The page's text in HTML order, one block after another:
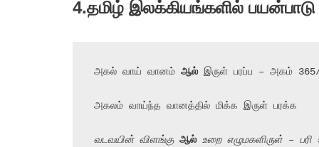
4.தமிழ் இலக்கியங்களில் பயன்பாடு
அகல் வாய் வானம் ஆல் இருள் பரப்ப – அகம்
அகலம் வாய்ந்த வானத்தில் மிக்க இருள் பரக்க
வடவயின் விளங்கு ஆல் உறை எழுமகளிருள் – பரி